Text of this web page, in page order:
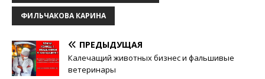
ФИЛЬЧАКОВА КАРИНА
ПРЕДЫДУЩАЯ
Калечащий животных бизнес и фальшивые
ветеринары